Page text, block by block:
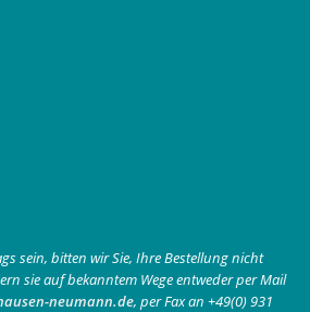
sein, bitten wir Sie, Ihre Bestellung nicht
sie auf bekanntem Wege entweder per Mail
neumann.de, per Fax an +49(0) 931